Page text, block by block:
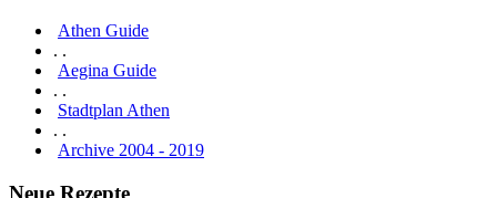
Athen Guide
. .
Aegina Guide
. .
Stadtplan Athen
. .
Archive 2004 - 2019
Neue Rezepte